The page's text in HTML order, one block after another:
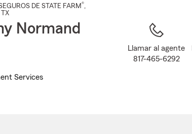
DE STATE FARM®,
TX
Normand
Services
Llamar al agente
817-465-6292